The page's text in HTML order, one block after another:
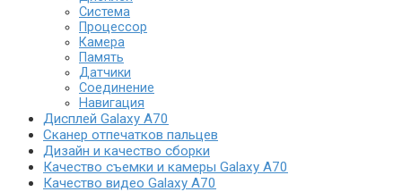
Система
Процессор
Камера
Память
Датчики
Соединение
Навигация
Дисплей Galaxy A70
Сканер отпечатков пальцев
Дизайн и качество сборки
Качество съемки и камеры Galaxy A70
Качество видео Galaxy A70